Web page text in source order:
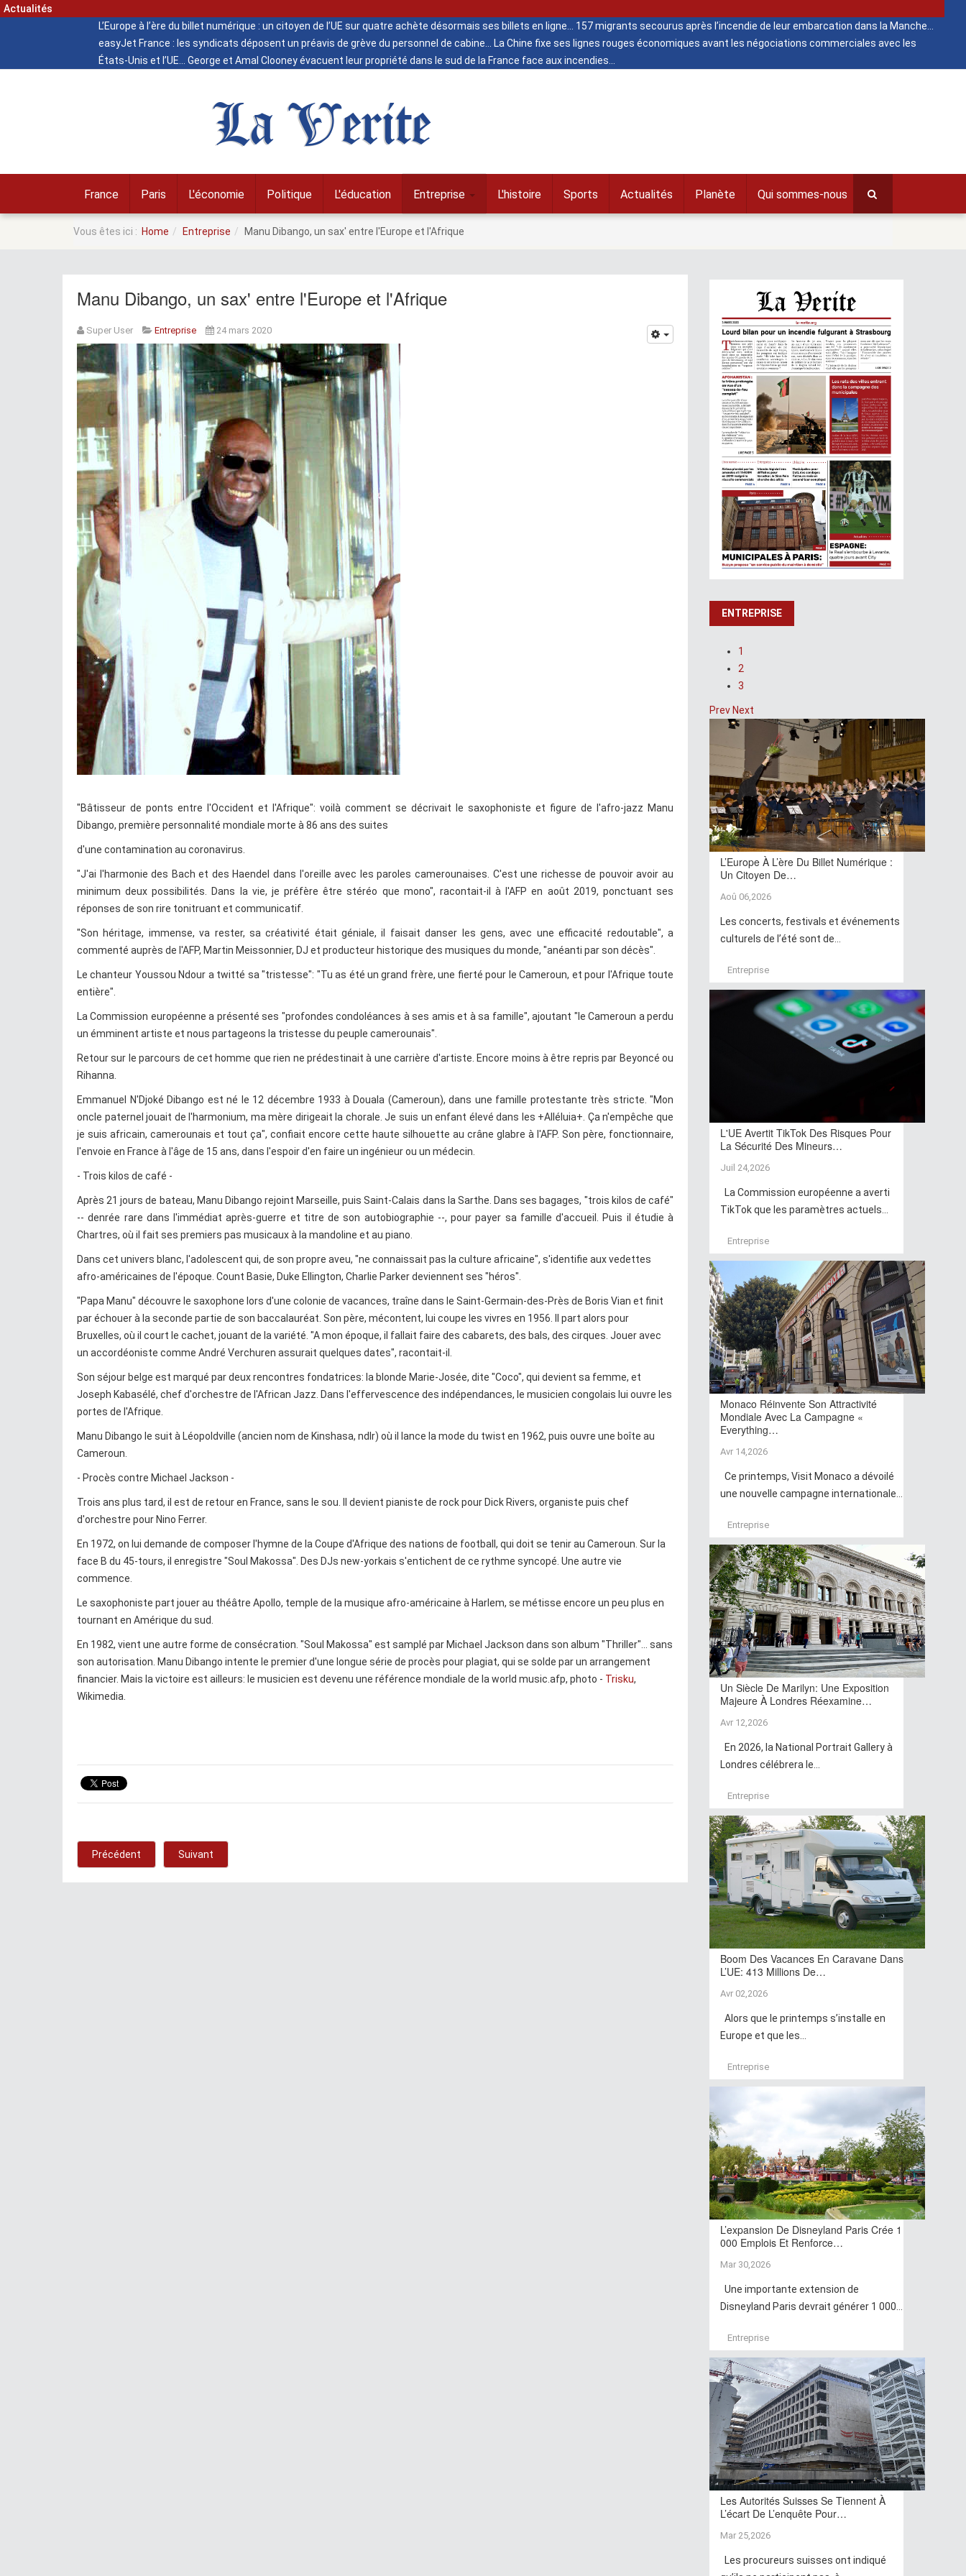
Actualités
L’Europe à l’ère du billet numérique : un citoyen de l’UE sur quatre achète désormais ses billets en ligne
157 migrants secourus après l’incendie de leur embarcation dans la Manche
easyJet France : les syndicats déposent un préavis de grève du personnel de cabine
La Chine fixe ses lignes rouges économiques avant les négociations commerciales avec les
États-Unis et l’UE
George et Amal Clooney évacuent leur propriété dans le sud de la France face aux incendies
La Verite
France Paris L'économie Politique L'éducation Entreprise L'histoire Sports Actualités Planète Qui sommes-nous
Vous êtes ici : Home Entreprise Manu Dibango, un sax' entre l'Europe et l'Afrique
Manu Dibango, un sax' entre l'Europe et l'Afrique
Super User Entreprise 24 mars 2020
"Bâtisseur de ponts entre l'Occident et l'Afrique": voilà comment se décrivait le saxophoniste et figure de l'afro-jazz Manu
Dibango, première personnalité mondiale morte à 86 ans des suites
d'une contamination au coronavirus.
"J'ai l'harmonie des Bach et des Haendel dans l'oreille avec les paroles camerounaises. C'est une richesse de pouvoir avoir au
minimum deux possibilités. Dans la vie, je préfère être stéréo que mono", racontait-il à l'AFP en août 2019, ponctuant ses
réponses de son rire tonitruant et communicatif.
"Son héritage, immense, va rester, sa créativité était géniale, il faisait danser les gens, avec une efficacité redoutable", a
commenté auprès de l'AFP, Martin Meissonnier, DJ et producteur historique des musiques du monde, "anéanti par son décès".
Le chanteur Youssou Ndour a twitté sa "tristesse": "Tu as été un grand frère, une fierté pour le Cameroun, et pour l'Afrique toute
entière".
La Commission européenne a présenté ses "profondes condoléances à ses amis et à sa famille", ajoutant "le Cameroun a perdu
un émminent artiste et nous partageons la tristesse du peuple camerounais".
Retour sur le parcours de cet homme que rien ne prédestinait à une carrière d'artiste. Encore moins à être repris par Beyoncé ou
Rihanna.
Emmanuel N'Djoké Dibango est né le 12 décembre 1933 à Douala (Cameroun), dans une famille protestante très stricte. "Mon
oncle paternel jouait de l'harmonium, ma mère dirigeait la chorale. Je suis un enfant élevé dans les +Alléluia+. Ça n'empêche que
je suis africain, camerounais et tout ça", confiait encore cette haute silhouette au crâne glabre à l'AFP. Son père, fonctionnaire,
l'envoie en France à l'âge de 15 ans, dans l'espoir d'en faire un ingénieur ou un médecin.
- Trois kilos de café -
Après 21 jours de bateau, Manu Dibango rejoint Marseille, puis Saint-Calais dans la Sarthe. Dans ses bagages, "trois kilos de café"
-- denrée rare dans l'immédiat après-guerre et titre de son autobiographie --, pour payer sa famille d'accueil. Puis il étudie à
Chartres, où il fait ses premiers pas musicaux à la mandoline et au piano.
Dans cet univers blanc, l'adolescent qui, de son propre aveu, "ne connaissait pas la culture africaine", s'identifie aux vedettes
afro-américaines de l'époque. Count Basie, Duke Ellington, Charlie Parker deviennent ses "héros".
"Papa Manu" découvre le saxophone lors d'une colonie de vacances, traîne dans le Saint-Germain-des-Près de Boris Vian et finit
par échouer à la seconde partie de son baccalauréat. Son père, mécontent, lui coupe les vivres en 1956. Il part alors pour
Bruxelles, où il court le cachet, jouant de la variété. "A mon époque, il fallait faire des cabarets, des bals, des cirques. Jouer avec
un accordéoniste comme André Verchuren assurait quelques dates", racontait-il.
Son séjour belge est marqué par deux rencontres fondatrices: la blonde Marie-Josée, dite "Coco", qui devient sa femme, et
Joseph Kabasélé, chef d'orchestre de l'African Jazz. Dans l'effervescence des indépendances, le musicien congolais lui ouvre les
portes de l'Afrique.
Manu Dibango le suit à Léopoldville (ancien nom de Kinshasa, ndlr) où il lance la mode du twist en 1962, puis ouvre une boîte au
Cameroun.
- Procès contre Michael Jackson -
Trois ans plus tard, il est de retour en France, sans le sou. Il devient pianiste de rock pour Dick Rivers, organiste puis chef
d'orchestre pour Nino Ferrer.
En 1972, on lui demande de composer l'hymne de la Coupe d'Afrique des nations de football, qui doit se tenir au Cameroun. Sur la
face B du 45-tours, il enregistre "Soul Makossa". Des DJs new-yorkais s'entichent de ce rythme syncopé. Une autre vie
commence.
Le saxophoniste part jouer au théâtre Apollo, temple de la musique afro-américaine à Harlem, se métisse encore un peu plus en
tournant en Amérique du sud.
En 1982, vient une autre forme de consécration. "Soul Makossa" est samplé par Michael Jackson dans son album "Thriller"... sans
son autorisation. Manu Dibango intente le premier d'une longue série de procès pour plagiat, qui se solde par un arrangement
financier. Mais la victoire est ailleurs: le musicien est devenu une référence mondiale de la world music.afp, photo - Trisku,
Wikimedia.
Précédent Suivant
ENTREPRISE
1
2
3
Prev Next
L’Europe À L’ère Du Billet Numérique :
Un Citoyen De…
Aoû 06,2026
Les concerts, festivals et événements
culturels de l’été sont de...
Entreprise
L'UE Avertit TikTok Des Risques Pour
La Sécurité Des Mineurs…
Juil 24,2026
La Commission européenne a averti
TikTok que les paramètres actuels...
Entreprise
Monaco Réinvente Son Attractivité
Mondiale Avec La Campagne «
Everything…
Avr 14,2026
Ce printemps, Visit Monaco a dévoilé
une nouvelle campagne internationale...
Entreprise
Un Siècle De Marilyn: Une Exposition
Majeure À Londres Réexamine…
Avr 12,2026
En 2026, la National Portrait Gallery à
Londres célébrera le...
Entreprise
Boom Des Vacances En Caravane Dans
L’UE: 413 Millions De…
Avr 02,2026
Alors que le printemps s’installe en
Europe et que les...
Entreprise
L’expansion De Disneyland Paris Crée 1
000 Emplois Et Renforce…
Mar 30,2026
Une importante extension de
Disneyland Paris devrait générer 1 000...
Entreprise
Les Autorités Suisses Se Tiennent À
L’écart De L’enquête Pour…
Mar 25,2026
Les procureurs suisses ont indiqué